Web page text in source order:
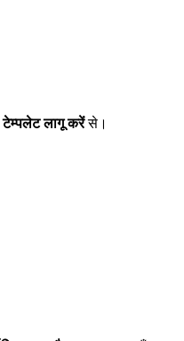
लागू करेंसे।